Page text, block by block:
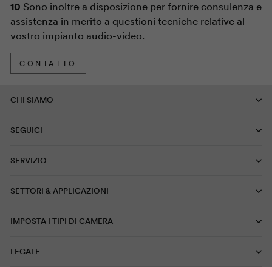
10 Sono inoltre a disposizione per fornire consulenza e
assistenza in merito a questioni tecniche relative al
vostro impianto audio-video.
CONTATTO
CHI SIAMO
SEGUICI
SERVIZIO
SETTORI & APPLICAZIONI
IMPOSTA I TIPI DI CAMERA
LEGALE